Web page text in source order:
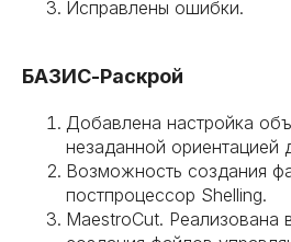
Исправлены ошибки.
БАЗИС-Раскрой
Добавлена настройка
незаданной ориентацией
Возможность создания
постпроцессор Shelling.
MaestroCut. Реализована